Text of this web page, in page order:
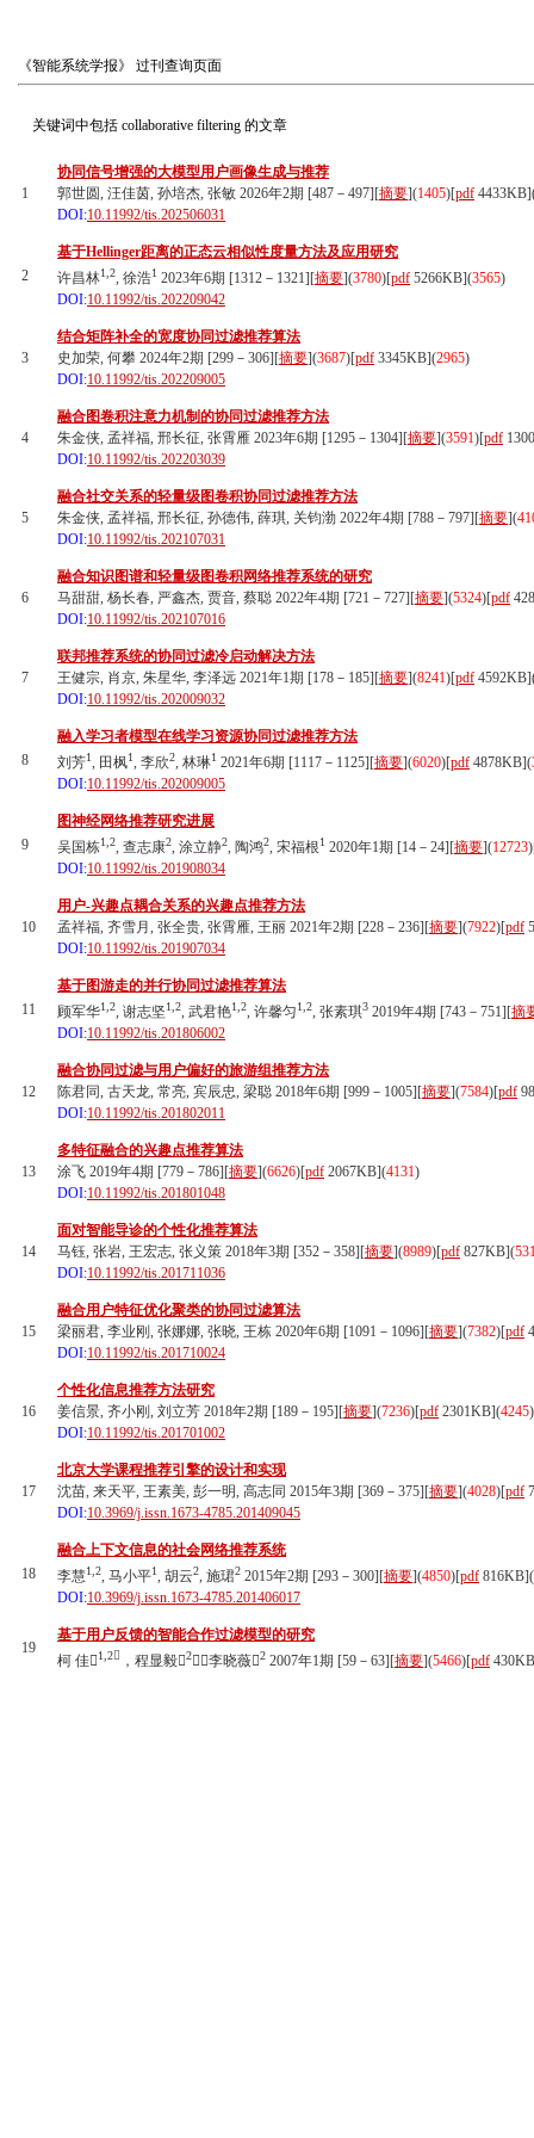
《智能系统学报》 过刊查询页面
关键词中包括 collaborative filtering 的文章
1
协同信号增强的大模型用户画像生成与推荐
郭世圆, 汪佳茵, 孙培杰, 张敏 2026年2期 [487－497][摘要](1405)[pdf 4433KB]
DOI:10.11992/tis.202506031
2
基于Hellinger距离的正态云相似性度量方法及应用研究
许昌林1,2, 徐浩1 2023年6期 [1312－1321][摘要](3780)[pdf 5266KB](3565)
DOI:10.11992/tis.202209042
3
结合矩阵补全的宽度协同过滤推荐算法
史加荣, 何攀 2024年2期 [299－306][摘要](3687)[pdf 3345KB](2965)
DOI:10.11992/tis.202209005
4
融合图卷积注意力机制的协同过滤推荐方法
朱金侠, 孟祥福, 邢长征, 张霄雁 2023年6期 [1295－1304][摘要](3591)[pdf
DOI:10.11992/tis.202203039
5
融合社交关系的轻量级图卷积协同过滤推荐方法
朱金侠, 孟祥福, 邢长征, 孙德伟, 薛琪, 关钧渤 2022年4期 [788－797][摘要](
DOI:10.11992/tis.202107031
6
融合知识图谱和轻量级图卷积网络推荐系统的研究
马甜甜, 杨长春, 严鑫杰, 贾音, 蔡聪 2022年4期 [721－727][摘要](5324)[pdf
DOI:10.11992/tis.202107016
7
联邦推荐系统的协同过滤冷启动解决方法
王健宗, 肖京, 朱星华, 李泽远 2021年1期 [178－185][摘要](8241)[pdf 4592KB]
DOI:10.11992/tis.202009032
8
融入学习者模型在线学习资源协同过滤推荐方法
刘芳1, 田枫1, 李欣2, 林琳1 2021年6期 [1117－1125][摘要](6020)[pdf 4878KB](
DOI:10.11992/tis.202009005
9
图神经网络推荐研究进展
吴国栋1,2, 查志康2, 涂立静2, 陶鸿2, 宋福根1 2020年1期 [14－24][摘要](12723)
DOI:10.11992/tis.201908034
10
用户-兴趣点耦合关系的兴趣点推荐方法
孟祥福, 齐雪月, 张全贵, 张霄雁, 王丽 2021年2期 [228－236][摘要](7922)[pdf
DOI:10.11992/tis.201907034
11
基于图游走的并行协同过滤推荐算法
顾军华1,2, 谢志坚1,2, 武君艳1,2, 许馨匀1,2, 张素琪3 2019年4期 [743－751][摘
DOI:10.11992/tis.201806002
12
融合协同过滤与用户偏好的旅游组推荐方法
陈君同, 古天龙, 常亮, 宾辰忠, 梁聪 2018年6期 [999－1005][摘要](7584)[pdf
DOI:10.11992/tis.201802011
13
多特征融合的兴趣点推荐算法
涂飞 2019年4期 [779－786][摘要](6626)[pdf 2067KB](4131)
DOI:10.11992/tis.201801048
14
面对智能导诊的个性化推荐算法
马钰, 张岩, 王宏志, 张义策 2018年3期 [352－358][摘要](8989)[pdf 827KB](
DOI:10.11992/tis.201711036
15
融合用户特征优化聚类的协同过滤算法
梁丽君, 李业刚, 张娜娜, 张晓, 王栋 2020年6期 [1091－1096][摘要](7382)[pdf
DOI:10.11992/tis.201710024
16
个性化信息推荐方法研究
姜信景, 齐小刚, 刘立芳 2018年2期 [189－195][摘要](7236)[pdf 2301KB](4245)
DOI:10.11992/tis.201701002
17
北京大学课程推荐引擎的设计和实现
沈苗, 来天平, 王素美, 彭一明, 高志同 2015年3期 [369－375][摘要](4028)[pdf
DOI:10.3969/j.issn.1673-4785.201409045
18
融合上下文信息的社会网络推荐系统
李慧1,2, 马小平1, 胡云2, 施珺2 2015年2期 [293－300][摘要](4850)[pdf 816KB](
DOI:10.3969/j.issn.1673-4785.201406017
19
基于用户反馈的智能合作过滤模型的研究
柯 佳1,2 ，程显毅2，李晓薇2 2007年1期 [59－63][摘要](5466)[pdf